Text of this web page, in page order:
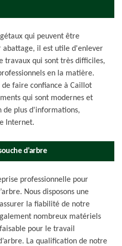
qui peuvent être
abattage, il est utile d'enlever
travaux qui sont très difficiles,
en la matière.
de faire confiance à Caillot
qui sont modernes et
de plus d'informations,
Internet.
d’arbre
professionnelle pour
Nous disposons une
la fiabilité de notre
nombreux matériels
pour le travail
La qualification de notre